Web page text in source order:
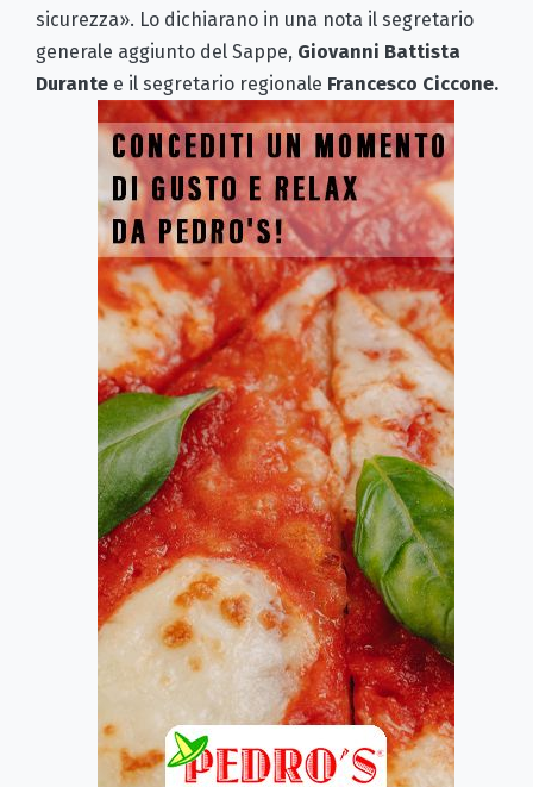
sicurezza». Lo dichiarano in una nota il segretario
generale aggiunto del Sappe, Giovanni Battista
Durante e il segretario regionale Francesco Ciccone.